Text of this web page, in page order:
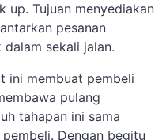
up. Tujuan menyediakan
pesanan
sekali jalan.
ini membuat pembeli
pulang
tahapan ini sama
Dengan begitu